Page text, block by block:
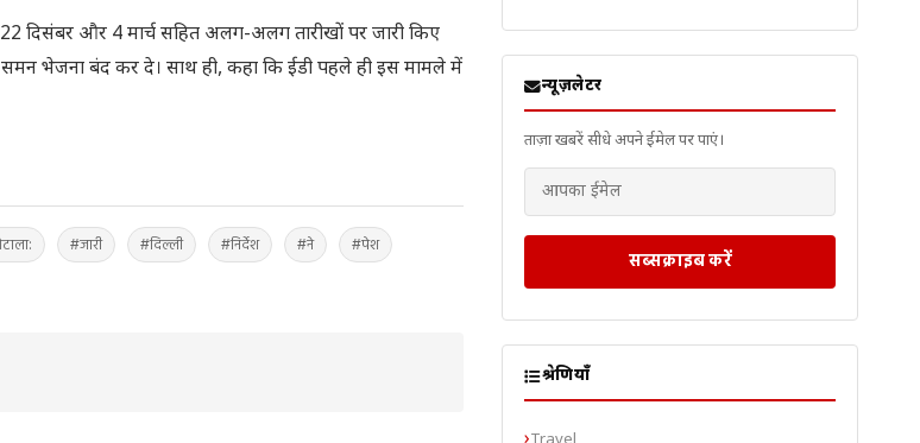
दिसंबर और 4 मार्च सहित अलग-अलग तारीखों पर जारी किए
भेजना बंद कर दे। साथ ही, कहा कि ईडी पहले ही इस मामले में
#जारी #दिल्ली #निर्देश #ने #पेश
न्यूज़लेटर
ताज़ा खबरें सीधे अपने ईमेल पर पाएं।
सब्सक्राइब करें
श्रेणियाँ